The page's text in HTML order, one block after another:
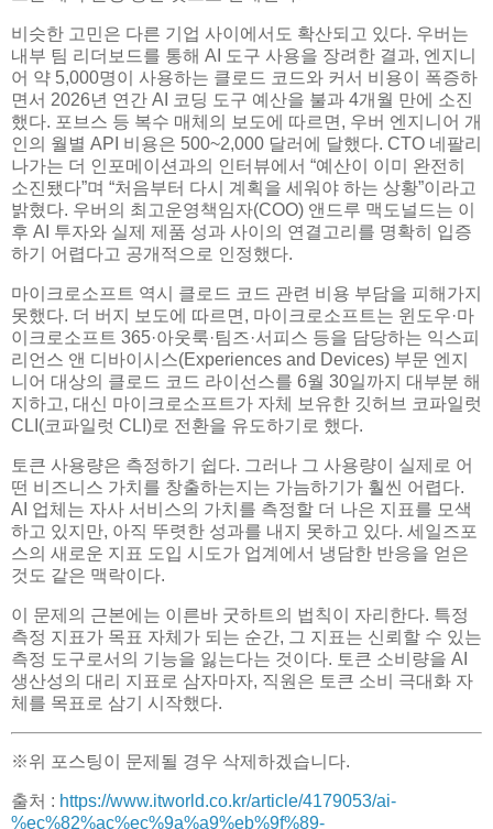
비슷한 고민은 다른 기업 사이에서도 확산되고 있다. 우버는
내부 팀 리더보드를 통해 AI 도구 사용을 장려한 결과, 엔지니
어 약 5,000명이 사용하는 클로드 코드와 커서 비용이 폭증하
면서 2026년 연간 AI 코딩 도구 예산을 불과 4개월 만에 소진
했다. 포브스 등 복수 매체의 보도에 따르면, 우버 엔지니어 개
인의 월별 API 비용은 500~2,000 달러에 달했다. CTO 네팔리
나가는 더 인포메이션과의 인터뷰에서 “예산이 이미 완전히
소진됐다”며 “처음부터 다시 계획을 세워야 하는 상황”이라고
밝혔다. 우버의 최고운영책임자(COO) 앤드루 맥도널드는 이
후 AI 투자와 실제 제품 성과 사이의 연결고리를 명확히 입증
하기 어렵다고 공개적으로 인정했다.
마이크로소프트 역시 클로드 코드 관련 비용 부담을 피해가지
못했다. 더 버지 보도에 따르면, 마이크로소프트는 윈도우·마
이크로소프트 365·아웃룩·팀즈·서피스 등을 담당하는 익스피
리언스 앤 디바이시스(Experiences and Devices) 부문 엔지
니어 대상의 클로드 코드 라이선스를 6월 30일까지 대부분 해
지하고, 대신 마이크로소프트가 자체 보유한 깃허브 코파일럿
CLI(코파일럿 CLI)로 전환을 유도하기로 했다.
토큰 사용량은 측정하기 쉽다. 그러나 그 사용량이 실제로 어
떤 비즈니스 가치를 창출하는지는 가늠하기가 훨씬 어렵다.
AI 업체는 자사 서비스의 가치를 측정할 더 나은 지표를 모색
하고 있지만, 아직 뚜렷한 성과를 내지 못하고 있다. 세일즈포
스의 새로운 지표 도입 시도가 업계에서 냉담한 반응을 얻은
것도 같은 맥락이다.
이 문제의 근본에는 이른바 굿하트의 법칙이 자리한다. 특정
측정 지표가 목표 자체가 되는 순간, 그 지표는 신뢰할 수 있는
측정 도구로서의 기능을 잃는다는 것이다. 토큰 소비량을 AI
생산성의 대리 지표로 삼자마자, 직원은 토큰 소비 극대화 자
체를 목표로 삼기 시작했다.
※위 포스팅이 문제될 경우 삭제하겠습니다.
출처 : https://www.itworld.co.kr/article/4179053/ai-
%ec%82%ac%ec%9a%a9%eb%9f%89-